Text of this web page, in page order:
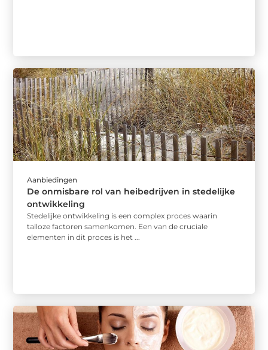
Aanbiedingen
De onmisbare rol van heibedrijven in stedelijke
ontwikkeling
Stedelijke ontwikkeling is een complex proces waarin
talloze factoren samenkomen. Een van de cruciale
elementen in dit proces is het ...